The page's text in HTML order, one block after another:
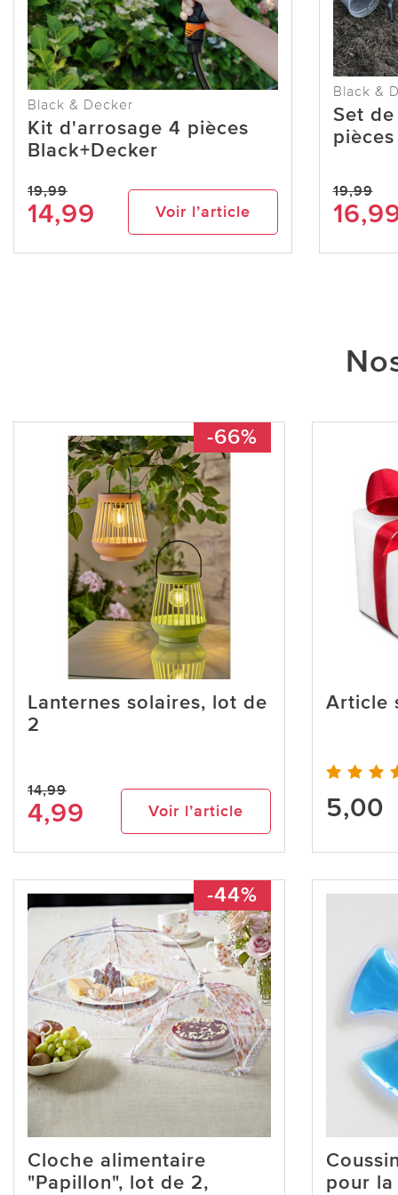
Black & Decker
Kit d'arrosage 4 pièces
Black+Decker
19,99
14,99 Voir l’article
Black &
Set
19,99
-66%
Lanternes solaires, lot de
2
14,99
4,99 Voir l’article
Article
5,00
-44%
Cloche alimentaire
"Papillon", lot de 2,
pour